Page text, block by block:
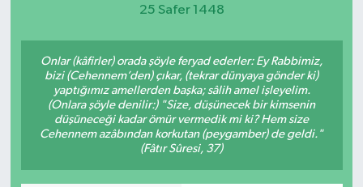
25 Safer 1448
Onlar (kâfirler) orada şöyle feryad ederler: Ey Rabbimiz,
bizi (Cehennem’den) çıkar, (tekrar dünyaya gönder ki)
yaptığımız amellerden başka; sâlih amel işleyelim.
(Onlara şöyle denilir:) "Size, düşünecek bir kimsenin
düşüneceği kadar ömür vermedik mi ki? Hem size
Cehennem azâbından korkutan (peygamber) de geldi."
(Fâtır Sûresi, 37)